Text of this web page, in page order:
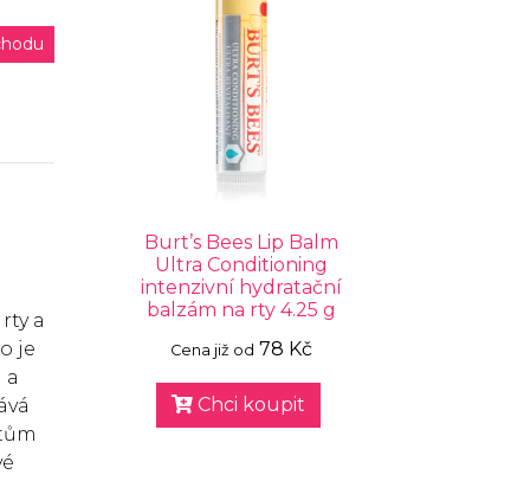
a
je
a
Burt’s Bees Lip Balm
Ultra Conditioning
intenzivní hydratační
balzám na rty 4.25 g
Cena již od 78 Kč
Chci koupit